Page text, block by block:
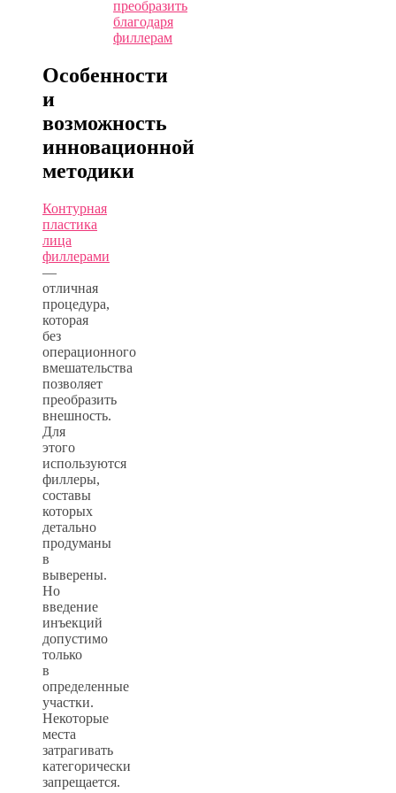
преобразить
благодаря
филлерам
Особенности
и
возможность
инновационной
методики
Контурная
пластика
лица
филлерами
—
отличная
процедура,
которая
без
операционного
вмешательства
позволяет
преобразить
внешность.
Для
этого
используются
филлеры,
составы
которых
детально
продуманы
в
выверены.
Но
введение
инъекций
допустимо
только
в
определенные
участки.
Некоторые
места
затрагивать
категорически
запрещается.